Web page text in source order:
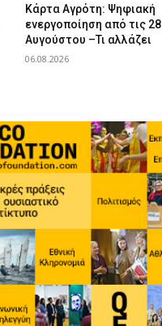
Κάρτα Αγρότη: Ψηφιακή
ενεργοποίηση από τις 28
Αυγούστου –Τι αλλάζει
06.08.2026